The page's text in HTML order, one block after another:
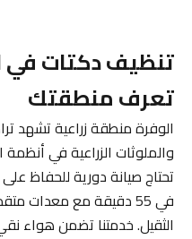
تنظيف دكتات في
تعرف منطقتك
الوفرة منطقة زراعية تشهد
والملوثات الزراعية في أنظمة
تحتاج صيانة دورية للحفاظ
في 55 دقيقة مع معدات
الثقيل. خدمتنا تضمن هواء